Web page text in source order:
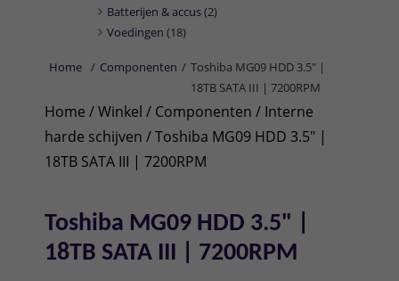
Batterijen & accus(2)
Voedingen (18)
Home / Componenten / Toshiba MG09 HDD 3.5" |
18TB SATA III | 7200RPM
Home /Winkel / Componenten / Interne
harde schijven / Toshiba MG09 HDD 3.5" |
18TB SATA III | 7200RPM
Toshiba MG09 HDD 3.5" |
18TB SATA III | 7200RPM